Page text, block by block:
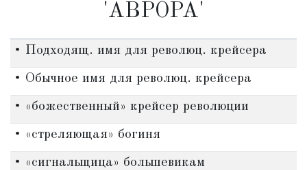
'АВРОРА'
• Подходящ. имя для революц. крейсера
• Обычное имя для революц. крейсера
• «божественный» крейсер революции
• «стреляющая» богиня
• «сигнальщица» большевикам